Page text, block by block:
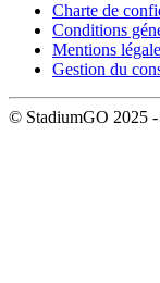
Charte de
Conditions
Mentions
Gestion du
© StadiumGO 2025 -